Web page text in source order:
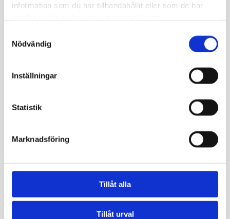
information som du har tillhandahållit eller som de har
Nödvändig
Inställningar
Statistik
Marknadsföring
Tillåt alla
Tillåt urval